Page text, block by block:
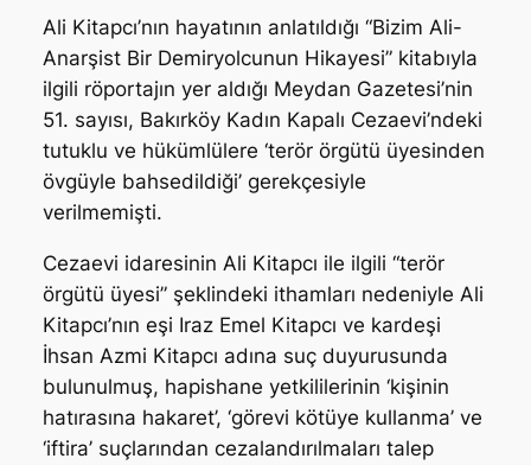
Ali Kitapcı’nın hayatının anlatıldığı “Bizim Ali-
Anarşist Bir Demiryolcunun Hikayesi” kitabıyla
ilgili röportajın yer aldığı Meydan Gazetesi’nin
51. sayısı, Bakırköy Kadın Kapalı Cezaevi’ndeki
tutuklu ve hükümlülere ‘terör örgütü üyesinden
övgüyle bahsedildiği’ gerekçesiyle
verilmemişti.
Cezaevi idaresinin Ali Kitapcı ile ilgili “terör
örgütü üyesi” şeklindeki ithamları nedeniyle Ali
Kitapcı’nın eşi Iraz Emel Kitapcı ve kardeşi
İhsan Azmi Kitapcı adına suç duyurusunda
bulunulmuş, hapishane yetkililerinin ‘kişinin
hatırasına hakaret’, ‘görevi kötüye kullanma’ ve
‘iftira’ suçlarından cezalandırılmaları talep